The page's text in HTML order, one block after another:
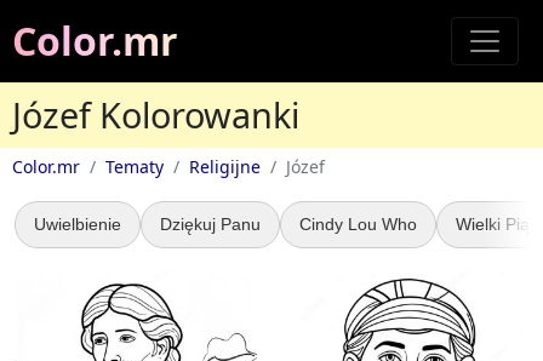
Color.mr
Józef Kolorowanki
Color.mr Tematy Religijne Józef
Uwielbienie Dziękuj Panu Cindy Lou Who Wielki